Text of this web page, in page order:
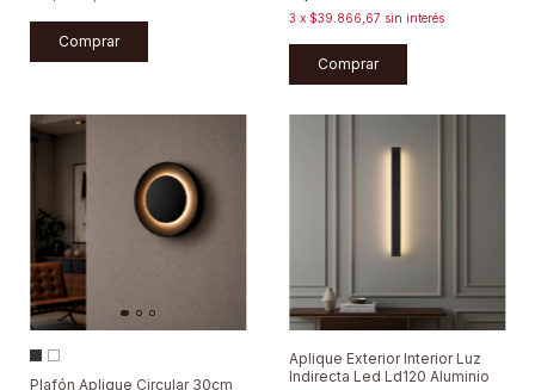
3 x $39.866,67 sin interés
Comprar
Plafón Aplique Circular 30cm
Aplique Exterior Interior Luz
Indirecta Led Ld120 Aluminio